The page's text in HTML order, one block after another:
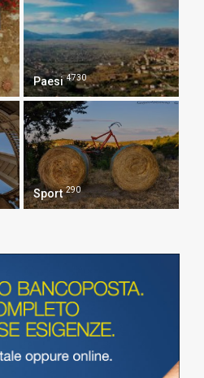
Paesi 4730
Sport 290